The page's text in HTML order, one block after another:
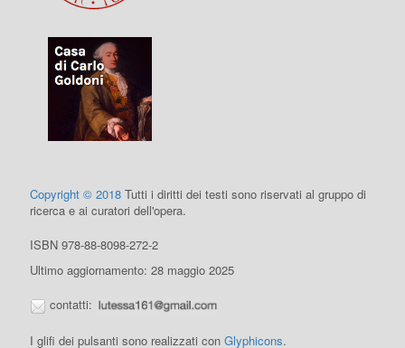
Copyright © 2018 Tutti i diritti dei testi sono riservati al gruppo di
ricerca e ai curatori dell'opera.
ISBN 978-88-8098-272-2
Ultimo aggiornamento: 28 maggio 2025
contatti:
I glifi dei pulsanti sono realizzati conGlyphicons.